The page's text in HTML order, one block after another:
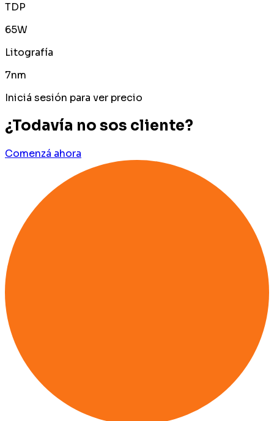
TDP
65W
Litografía
7nm
Iniciá sesión para ver precio
¿Todavía no sos cliente?
Comenzá ahora